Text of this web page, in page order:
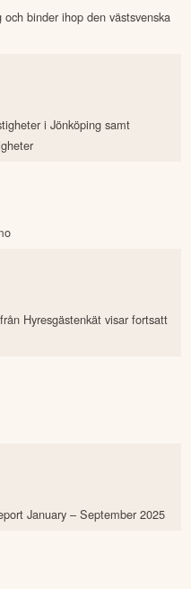
binder ihop den västsvenska
i Jönköping samt
Hyresgästenkät visar fortsatt
January – September 2025